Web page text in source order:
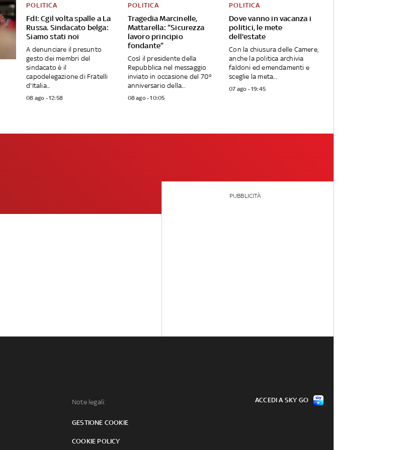
FdI: Cgil volta spalle a La
Russa. Sindacato belga:
Siamo stati noi
POLITICA
A denunciare il presunto
gesto dei membri del
sindacato è il
capodelegazione di Fratelli
d'Italia...
08 ago - 12:58
Tragedia Marcinelle,
Mattarella: “Sicurezza
lavoro principio
fondante”
POLITICA
Così il presidente della
Repubblica nel messaggio
inviato in occasione del 70°
anniversario della...
08 ago - 10:05
Dove vanno in vacanza i
politici, le mete
dell'estate
POLITICA
Con la chiusura delle Camere,
anche la politica archivia
faldoni ed emendamenti e
sceglie la meta...
07 ago - 19:45
PUBBLICITÀ
Note legali:
GESTIONE COOKIE
COOKIE POLICY
ACCEDI A SKY GO